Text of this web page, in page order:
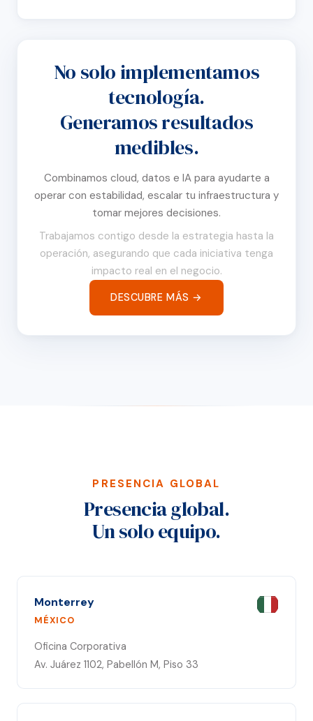
No solo implementamos
tecnología.
Generamos resultados
medibles.
Combinamos cloud, datos e IA para ayudarte a
operar con estabilidad, escalar tu infraestructura y
tomar mejores decisiones.
Trabajamos contigo desde la estrategia hasta la
operación, asegurando que cada iniciativa tenga
impacto real en el negocio.
DESCUBRE MÁS
PRESENCIA GLOBAL
Presencia global.
Un solo equipo.
Monterrey
MÉXICO
Oficina Corporativa
Av. Juárez 1102, Pabellón M, Piso 33